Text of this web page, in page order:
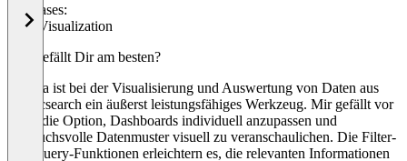
Use cases:
Data Visualization
Was gefällt Dir am besten?
Kibana ist bei der Visualisierung und Auswertung von Daten aus
Elasticsearch ein äußerst leistungsfähiges Werkzeug. Mir gefällt vor
allem die Option, Dashboards individuell anzupassen und
anspruchsvolle Datenmuster visuell zu veranschaulichen. Die Filter-
und Query-Funktionen erleichtern es, die relevanten Informationen